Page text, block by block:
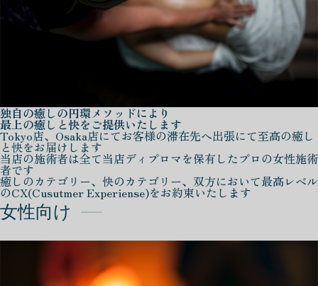
独自の癒しの円環メソッドにより
最上の癒しと快をご提供いたします
Tokyo店、Osaka店にてお客様の滞在先へ出張にて至高の癒し
と快をお届けします
当店の施術者は全て当店ディプロマを保有したプロの女性施術
者です
癒しのカテゴリー、快のカテゴリー、双方において最高レベル
のCX(Cusutmer Experiense)をお約束いたします
女性向け